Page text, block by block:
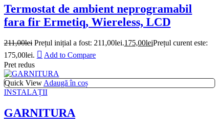
Termostat de ambient neprogramabil
fara fir Ermetiq, Wiereless, LCD
211,00lei Prețul inițial a fost: 211,00lei.175,00leiPrețul curent este:
175,00lei.
Add to Compare
Pret redus
Quick View Adaugă în coș
INSTALAȚII
GARNITURA